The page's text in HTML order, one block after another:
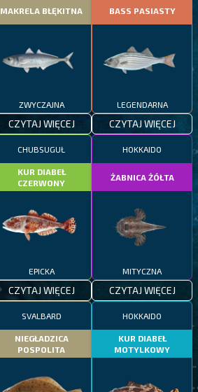
MAKRELA BŁĘKITNA
ZWYCZAJNA
CZYTAJ WIĘCEJ
BASS PASIASTY
LEGENDARNA
CZYTAJ WIĘCEJ
CHUBSUGUŁ
KUR DIABEŁ
CZERWONY
EPICKA
CZYTAJ WIĘCEJ
HOKKAIDO
ŻABNICA ŻÓŁTA
MITYCZNA
CZYTAJ WIĘCEJ
SVALBARD
NIEGŁADZICA
POSPOLITA
HOKKAIDO
KUR DIABEŁ
MOTYLKOWY